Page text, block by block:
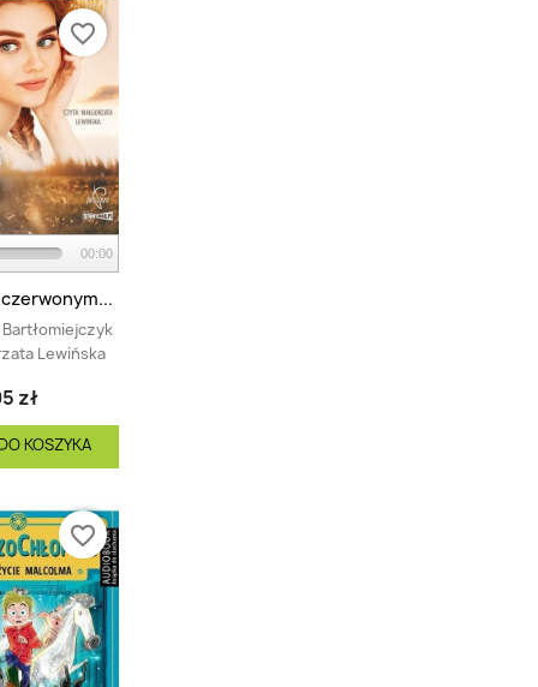
00:00
Lewińska
zł
KOSZYKA
favorite_border
favorite_border